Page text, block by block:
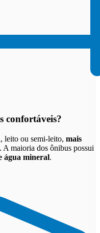
confortáveis?
leito ou semi-leito, mais
. A maioria dos ônibus possui
água mineral.